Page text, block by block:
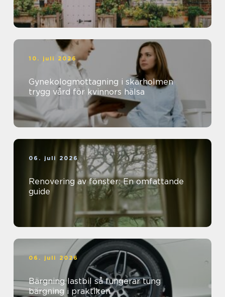
10. juli 2026
Gynekologmottagning i skärholmen
trygg vård för kvinnors hälsa
06. juli 2026
Renovering av fönster: En omfattande
guide
06. juli 2026
Bärgning lastbil så fungerar tung
bärgning i praktiken